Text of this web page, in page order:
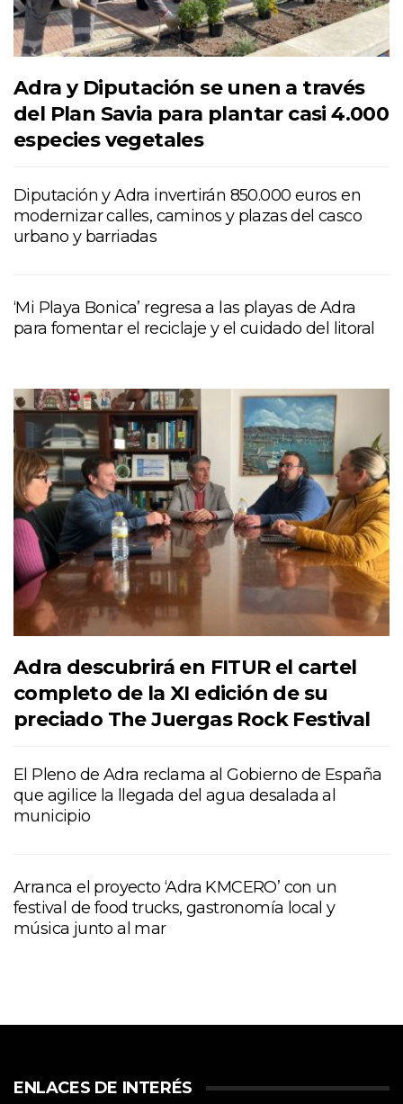
Adra y Diputación se unen a través
del Plan Savia para plantar casi 4.000
especies vegetales
Diputación y Adra invertirán 850.000 euros en
modernizar calles, caminos y plazas del casco
urbano y barriadas
‘Mi Playa Bonica’ regresa a las playas de Adra
para fomentar el reciclaje y el cuidado del litoral
Adra descubrirá en FITUR el cartel
completo de la XI edición de su
preciado The Juergas Rock Festival
El Pleno de Adra reclama al Gobierno de España
que agilice la llegada del agua desalada al
municipio
Arranca el proyecto ‘Adra KMCERO’ con un
festival de food trucks, gastronomía local y
música junto al mar
ENLACES DE INTERÉS